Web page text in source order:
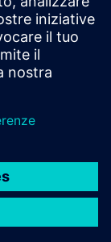
Process